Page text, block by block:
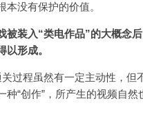
本没有保护的价值。
被装入“类电作品”的大概念
以形成。
程虽然有一定主动性，但
种“创作”，所产生的视频自然